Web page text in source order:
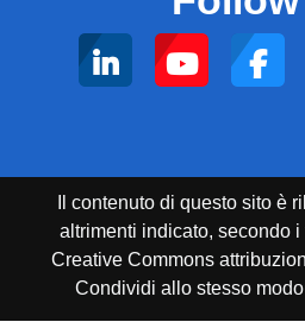
Il contenuto di questo sito è
altrimenti indicato, secondo
Creative Commons
Condividi allo stesso